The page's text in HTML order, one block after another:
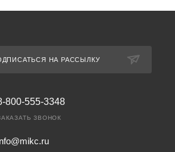
НА РАССЫЛКУ
800-555-3348
ЗВОНОК